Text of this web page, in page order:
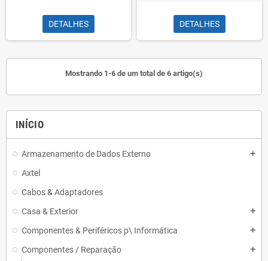
INÍCIO
Armazenamento de Dados Externo add
Axtel
Cabos & Adaptadores
Casa & Exterior
add
Componentes & Periféricos p\ Informática add
Componentes / Reparação add
DETALHES DETALHES
Mostrando 1-6 de um total de 6 artigo(s)